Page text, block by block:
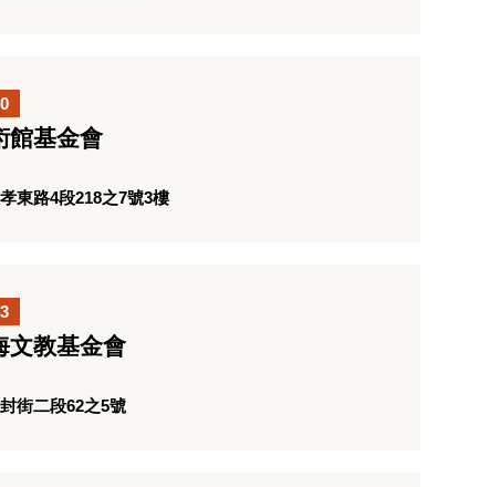
館基金會
東路4段218之7號3樓
文教基金會
街二段62之5號